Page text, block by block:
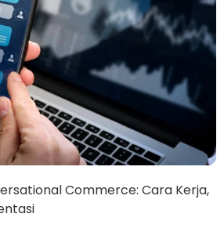
Commerce: Cara Kerja,